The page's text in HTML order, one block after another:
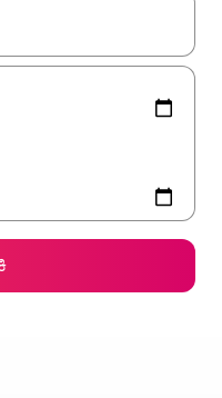
ಡೌನ್ ಬಾಣದ ಕೀಲಿಗಳೊಂದಿಗೆ